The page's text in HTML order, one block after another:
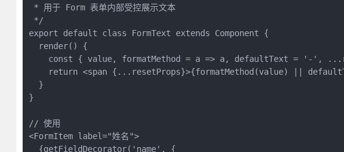
* 用于 Form 表单内部受控展示文本
*/
export default class FormText extends Component {
  render() {
const { value, formatMethod = a => a, defaultText = '-',
return <span {...resetProps}>{formatMethod(value) ||
  }
}
// 使用
<FormItem label="姓名">
  {getFieldDecorator('name', {